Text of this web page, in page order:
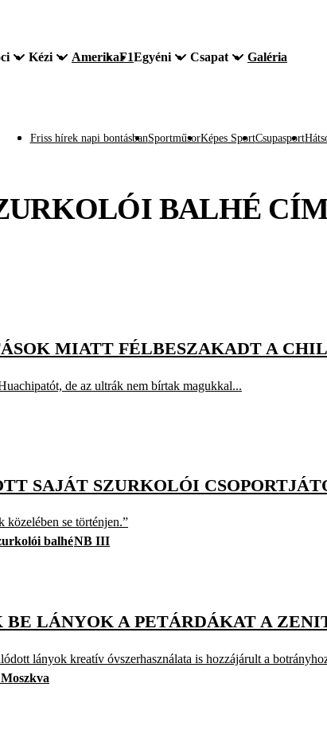
Kézi AmerikaF1Egyéni Csapat Galéria
Friss hírek napi bontásbanSportműsorKépes SportCsupasport
BALHÉ
MIATT FÉLBESZAKADT A
de az ultrák nem bírtak magukkal...
SAJÁT SZURKOLÓI
közelében se történjen.”
balhéNB III
BE LÁNYOK A PETÁRDÁKAT A
lányok kreatív óvszerhasználata is hozzájárult a